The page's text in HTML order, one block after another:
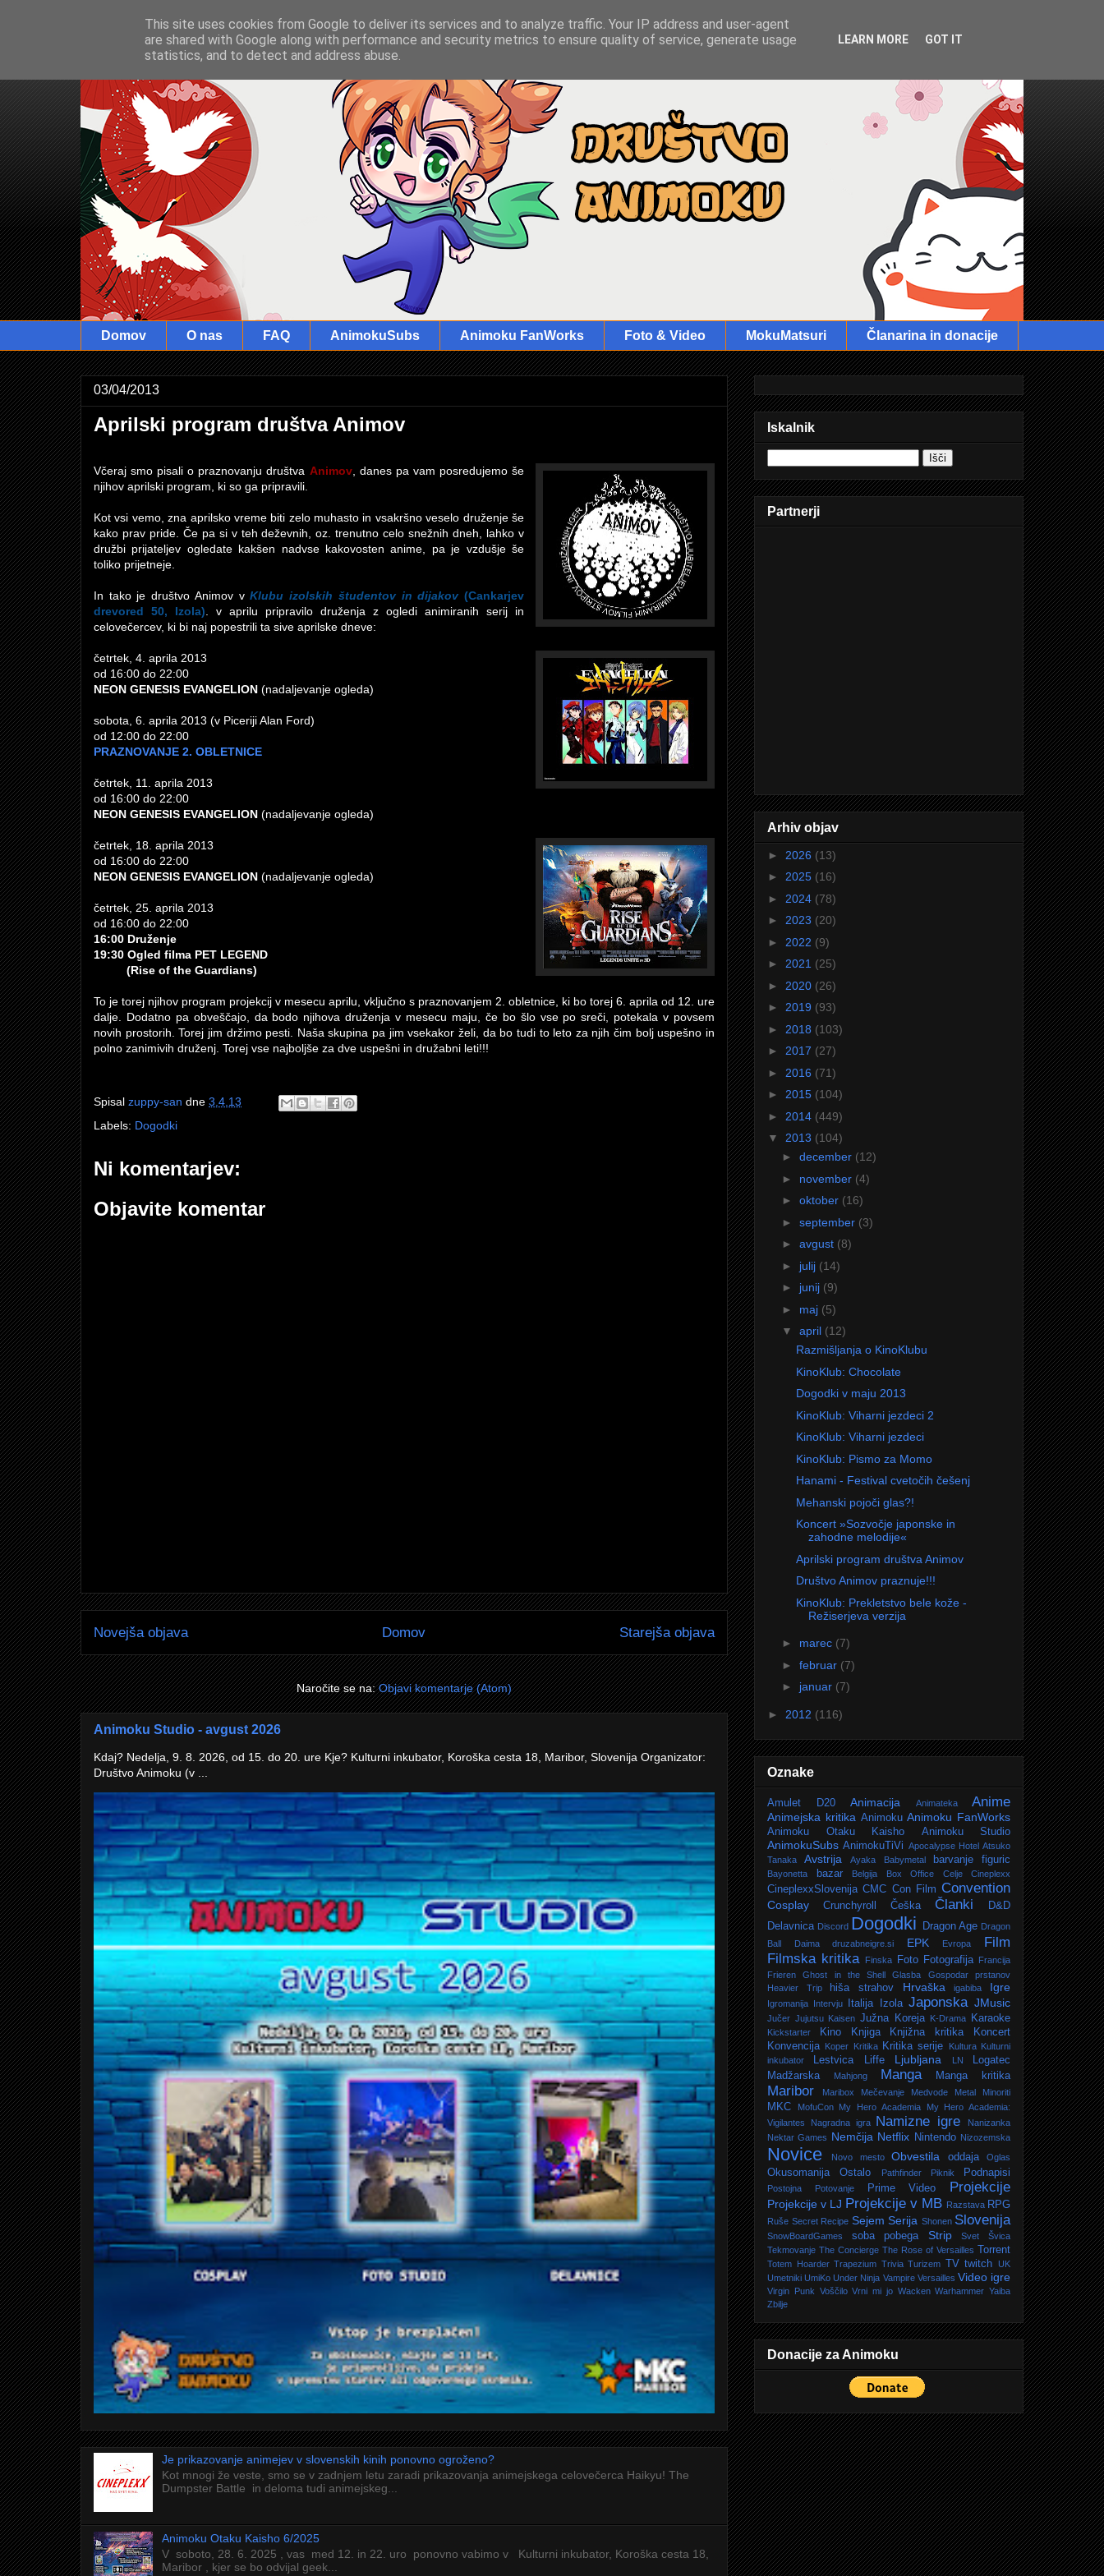
Domov O nas FAQ AnimokuSubs Animoku FanWorks Foto & Video MokuMatsuri Članarina in donacije
03/04/2013
Aprilski program društva Animov
Včeraj smo pisali o praznovanju društva Animov, danes pa vam posredujemo še
njihov aprilski program, ki so ga pripravili.
Kot vsi vemo, zna aprilsko vreme biti zelo muhasto in vsakršno veselo druženje še
kako prav pride. Če pa si v teh deževnih, oz. trenutno celo snežnih dneh, lahko v
družbi prijateljev ogledate kakšen nadvse kakovosten anime, pa je vzdušje še
toliko prijetneje.
In tako je društvo Animov vKlubu izolskih študentov in dijakov (Cankarjev
drevored 50, Izola) . v aprilu pripravilo druženja z ogledi animiranih serij in
celovečercev, ki bi naj popestrili ta sive aprilske dneve:
četrtek, 4. aprila 2013
od 16:00 do 22:00
NEON GENESIS EVANGELION (nadaljevanje ogleda)
sobota, 6. aprila 2013 (v Piceriji Alan Ford)
od 12:00 do 22:00
PRAZNOVANJE 2. OBLETNICE
četrtek, 11. aprila 2013
od 16:00 do 22:00
NEON GENESIS EVANGELION (nadaljevanje ogleda)
četrtek, 18. aprila 2013
od 16:00 do 22:00
NEON GENESIS EVANGELION (nadaljevanje ogleda)
četrtek, 25. aprila 2013
od 16:00 do 22:00
16:00 Druženje
19:30 Ogled filma PET LEGEND
(Rise of the Guardians)
To je torej njihov program projekcij v mesecu aprilu, vključno s praznovanjem 2. obletnice, ki bo torej 6. aprila od 12. ure
dalje. Dodatno pa obveščajo, da bodo njihova druženja v mesecu maju, če bo šlo vse po sreči, potekala v povsem
novih prostorih. Torej jim držimo pesti. Naša skupina pa jim vsekakor želi, da bo tudi to leto za njih čim bolj uspešno in
polno zanimivih druženj. Torej vse najboljše za dve uspešni in družabni leti!!!
Spisal zuppy-san dne 3.4.13
Labels: Dogodki
Ni komentarjev:
Objavite komentar
Novejša objava Starejša objava
Domov
Naročite se na:Objavi komentarje (Atom)
Animoku Studio - avgust 2026
Kdaj? Nedelja, 9. 8. 2026, od 15. do 20. ure Kje? Kulturni inkubator, Koroška cesta 18, Maribor, Slovenija Organizator:
Društvo Animoku (v ...
Je prikazovanje animejev v slovenskih kinih ponovno ogroženo?
Kot mnogi že veste, smo se v zadnjem letu zaradi prikazovanja animejskega celovečerca Haikyu! The
Dumpster Battle in deloma tudi animejskeg...
Animoku Otaku Kaisho 6/2025
V soboto, 28. 6. 2025 , vas med 12. in 22. uro ponovno vabimo v Kulturni inkubator, Koroška cesta 18,
Maribor , kjer se bo odvijal geek...
Iskalnik
Partnerji
Arhiv objav
► 2026 (13)
► 2025 (16)
► 2024 (78)
► 2023 (20)
► 2022 (9)
► 2021 (25)
► 2020 (26)
► 2019 (93)
► 2018 (103)
► 2017 (27)
► 2016 (71)
► 2015 (104)
► 2014 (449)
▼ 2013 (104)
► december (12)
► november (4)
► oktober (16)
► september (3)
► avgust (8)
► julij (14)
► junij (9)
► maj (5)
▼ april (12)
Razmišljanja o KinoKlubu
KinoKlub: Chocolate
Dogodki v maju 2013
KinoKlub: Viharni jezdeci 2
KinoKlub: Viharni jezdeci
KinoKlub: Pismo za Momo
Hanami - Festival cvetočih češenj
Mehanski pojoči glas?!
Koncert »Sozvočje japonske in
zahodne melodije«
Aprilski program društva Animov
Društvo Animov praznuje!!!
KinoKlub: Prekletstvo bele kože -
Režiserjeva verzija
► marec (7)
► februar (7)
► januar (7)
► 2012 (116)
Oznake
Amulet D20 Animacija Animateka Anime
Animejska kritika Animoku Animoku FanWorks
Animoku Otaku Kaisho Animoku Studio
AnimokuSubs AnimokuTiVi Apocalypse Hotel Atsuko
Tanaka
Avstrija Ayaka Babymetal barvanje figuric
Bayonetta bazar Belgija Box Office Celje Cineplexx
CineplexxSlovenija CMC Con Film Convention
Cosplay Crunchyroll Češka Članki
D&D
Delavnica Discord Dogodki Dragon Age Dragon
Ball Daima
druzabneigre.si EPK Evropa
Film
Filmska kritika
Finska Foto Fotografija Francija
Frieren
Ghost in the Shell Glasba
Gospodar prstanov
Heavier Trip
hiša strahov Hrvaška igabiba Igre
Igromanija Intervju Italija Izola Japonska JMusic
Jučer Jujutsu Kaisen Južna Koreja K-Drama Karaoke
Kickstarter Kino Knjiga Knjižna kritika
Koncert
Konvencija Koper Kritika Kritika serije Kultura Kulturni
inkubator
Lestvica Liffe Ljubljana LN
Logatec
Madžarska
Mahjong Manga Manga kritika
Maribor Maribox Mečevanje Medvode Metal Minoriti
MKC MofuCon My Hero Academia
My Hero Academia:
Vigilantes
Nagradna igra Namizne igre
Nanizanka
Nektar Games Nemčija Netflix Nintendo Nizozemska
Novice Novo mesto Obvestila oddaja Oglas
Okusomanija Ostalo Pathfinder Piknik Podnapisi
Postojna Potovanje Prime Video Projekcije
Projekcije v LJ Projekcije v MB Razstava RPG
Ruše Secret Recipe Sejem Serija Shonen Slovenija
SnowBoardGames soba pobega Strip Svet
Švica
Tekmovanje The Concierge The Rose of Versailles Torrent
Totem Hoarder Trapezium Trivia Turizem TV twitch UK
Umetniki UmiKo Under Ninja Vampire Versailles Video igre
Virgin Punk Voščilo Vrni mi jo Wacken Warhammer Yaiba
Zbilje
Donacije za Animoku
This site uses cookies from Google to deliver its services and to analyze traffic. Your IP address and user-agent
are shared with Google along with performance and security metrics to ensure quality of service, generate usage
statistics, and to detect and address abuse.
LEARN MORE GOT IT